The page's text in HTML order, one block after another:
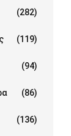
(282)
(119)
(94)
(86)
(136)